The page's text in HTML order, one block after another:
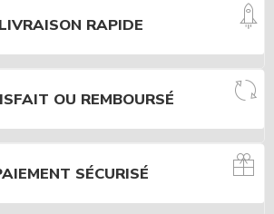
LIVRAISON RAPIDE
OU REMBOURSÉ
SÉCURISÉ